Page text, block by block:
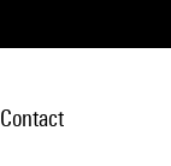
Contact